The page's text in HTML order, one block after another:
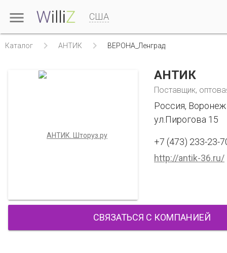
 США
Каталог  АНТИК  ВЕРОНА_Ленград
АНТИК
Поставщик,
Россия, Воронеж
ул.Пирогова 15
+7 (473) 233-23-
http://antik-36.ru/
СВЯЗАТЬСЯ С КОМПАНИЕЙ